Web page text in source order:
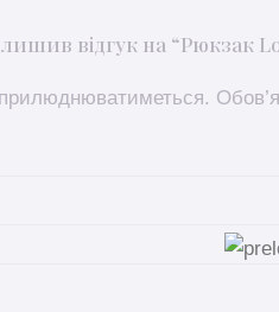
відгук на “Рюкзак